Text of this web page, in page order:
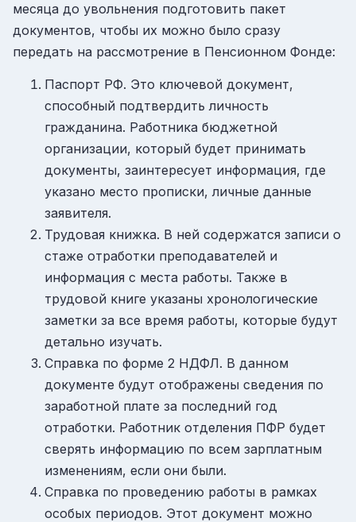
месяца до увольнения подготовить пакет
документов, чтобы их можно было сразу
передать на рассмотрение в Пенсионном Фонде:
Паспорт РФ. Это ключевой документ,
способный подтвердить личность
гражданина. Работника бюджетной
организации, который будет принимать
документы, заинтересует информация, где
указано место прописки, личные данные
заявителя.
Трудовая книжка. В ней содержатся записи о
стаже отработки преподавателей и
информация с места работы. Также в
трудовой книге указаны хронологические
заметки за все время работы, которые будут
детально изучать.
Справка по форме 2 НДФЛ. В данном
документе будут отображены сведения по
заработной плате за последний год
отработки. Работник отделения ПФР будет
сверять информацию по всем зарплатным
изменениям, если они были.
Справка по проведению работы в рамках
особых периодов. Этот документ можно